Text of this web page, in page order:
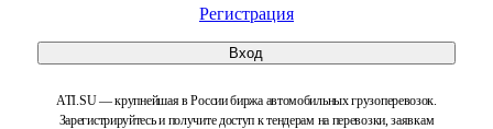
Регистрация
Вход
ATI.SU — крупнейшая в России биржа автомобильных грузоперевозок.
Зарегистрируйтесь и получите доступ к тендерам на перевозки, заявкам